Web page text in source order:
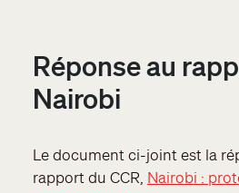
Réponse au
Nairobi
Le document ci-joint est la
rapport du CCR, Nairobi :